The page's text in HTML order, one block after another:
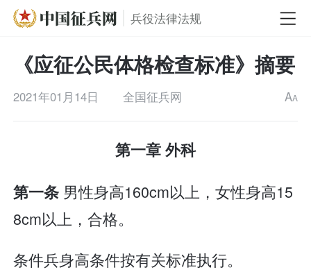
兵役法律法规
《应征公民体格检查标准》摘要
2021年01月14日 全国征兵网 AA
第一章 外科
第一条 男性身高160cm以上，女性身高15
8cm以上，合格。
条件兵身高条件按有关标准执行。